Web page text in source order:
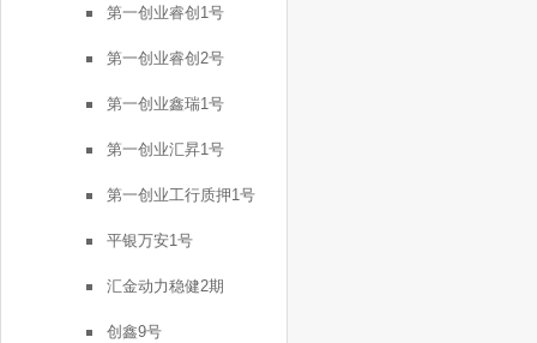
第一创业睿创1号
第一创业睿创2号
第一创业鑫瑞1号
第一创业汇昇1号
第一创业工行质押1号
平银万安1号
汇金动力稳健2期
创鑫9号